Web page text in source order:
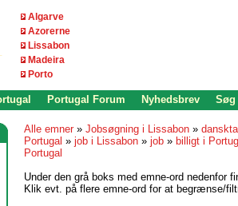
Algarve
Azorerne
Lissabon
Madeira
Porto
Portugal Forum Nyhedsbrev Søg
Alle emner » Jobsøgning i Lissabon »
Portugal » job i Lissabon » job » billigt i
Portugal
Under den grå boks med emne-ord nedenfor
Klik evt. på flere emne-ord for at begrænse/